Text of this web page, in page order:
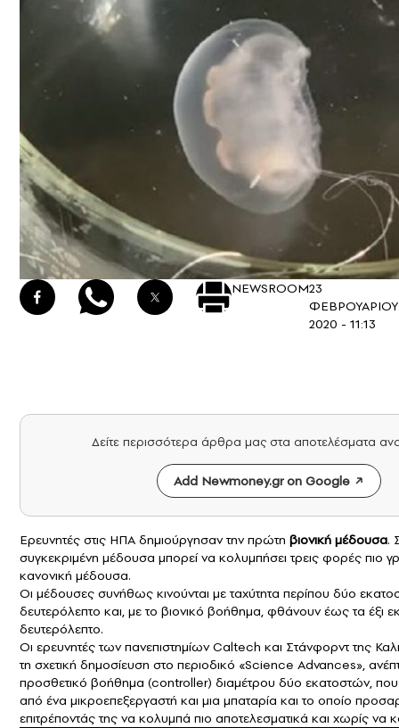
NEWSROOM23
ΦΕΒΡΟΥΑΡΙΟΥ
2020 - 11:13
Δείτε περισσότερα άρθρα μας στα αποτελέσματα
Add Newmoney.gr on Google
Ερευνητές στις ΗΠΑ δημιούργησαν την πρώτη βιονική μέδουσα.
συγκεκριμένη μέδουσα μπορεί να κολυμπήσει τρεις φορές πιο
κανονική μέδουσα.
Οι μέδουσες συνήθως κινούνται με ταχύτητα περίπου δύο
δευτερόλεπτο και, με το βιονικό βοήθημα, φθάνουν έως τα έξι
δευτερόλεπτο.
Οι ερευνητές των πανεπιστημίων Caltech και Στάνφορντ της
τη σχετική δημοσίευση στο περιοδικό «Science Advances»,
προσθετικό βοήθημα (controller) διαμέτρου δύο εκατοστών, που
από ένα μικροεπεξεργαστή και μια μπαταρία και το οποίο
επιτρέποντάς της να κολυμπά πιο αποτελεσματικά και χωρίς να